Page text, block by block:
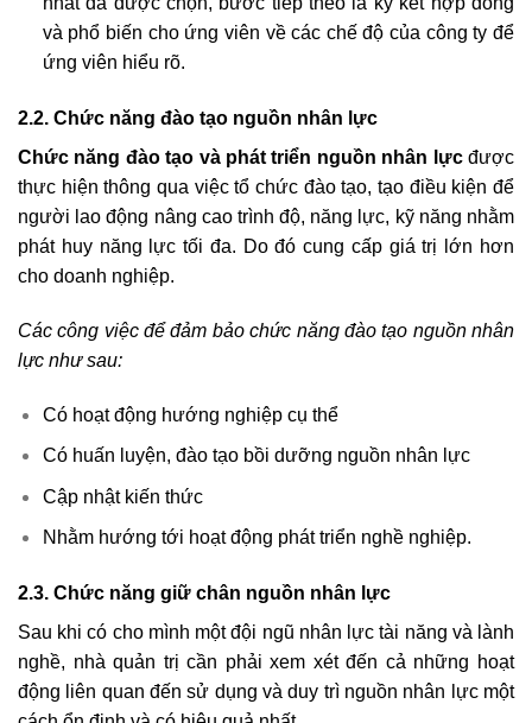
và phổ biến cho ứng viên về các chế độ của công ty để
ứng viên hiểu rõ.
2.2. Chức năng đào tạo nguồn nhân lực
Chức năng đào tạo và phát triển nguồn nhân lựcđược
thực hiện thông qua việc tổ chức đào tạo, tạo điều kiện để
người lao động nâng cao trình độ, năng lực, kỹ năng nhằm
phát huy năng lực tối đa. Do đó cung cấp giá trị lớn hơn
cho doanh nghiệp.
Các công việc để đảm bảo chức năng đào tạo nguồn nhân
lực như sau:
Có hoạt động hướng nghiệp cụ thể
Có huấn luyện, đào tạo bồi dưỡng nguồn nhân lực
Cập nhật kiến thức
Nhằm hướng tới hoạt động phát triển nghề nghiệp.
2.3. Chức năng giữ chân nguồn nhân lực
Sau khi có cho mình một đội ngũ nhân lực tài năng và lành
nghề, nhà quản trị cần phải xem xét đến cả những hoạt
động liên quan đến sử dụng và duy trì nguồn nhân lực một